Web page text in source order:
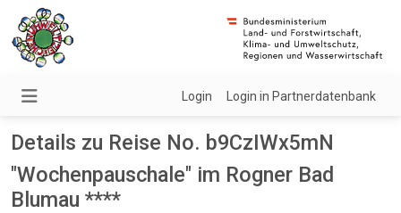
Login Login in Partnerdatenbank
Details zu Reise No. b9CzIWx5mN
"Wochenpauschale" im Rogner Bad
Blumau ****